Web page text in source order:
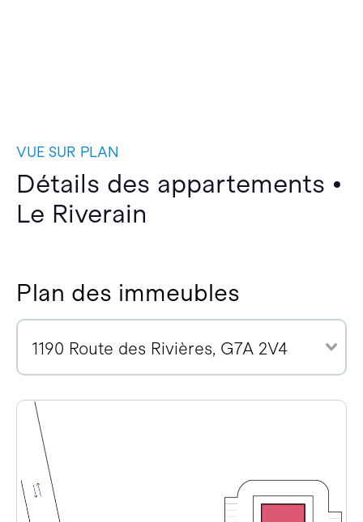
VUE SUR PLAN
Détails des appartements •
Le Riverain
Plan des immeubles
1190 Route des Rivières, G7A 2V4